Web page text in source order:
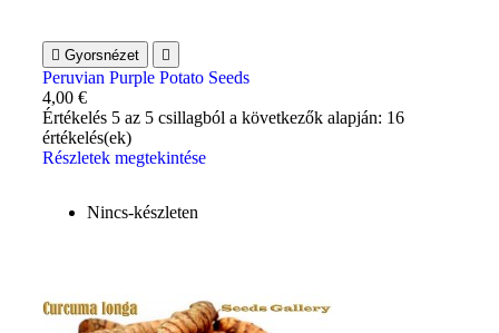
 Gyorsnézet 
Peruvian Purple Potato Seeds
4,00 €
Értékelés 5 az 5 csillagból a következők alapján: 16
értékelés(ek)
Részletek megtekintése
Nincs-készleten